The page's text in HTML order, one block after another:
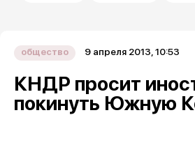
общество 9 апреля 2013, 10:53
КНДР просит
покинуть Южную